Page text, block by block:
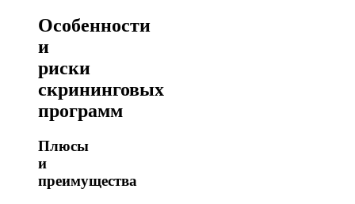
Особенности
и
риски
скрининговых
программ
Плюсы
и
преимущества